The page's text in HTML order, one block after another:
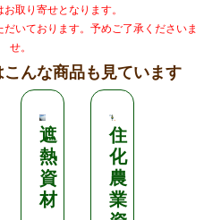
取り寄せとなります。
いております。予めご了承くださいま
せ。
んな商品も見ています
遮
熱
資
材
住
化
農
業